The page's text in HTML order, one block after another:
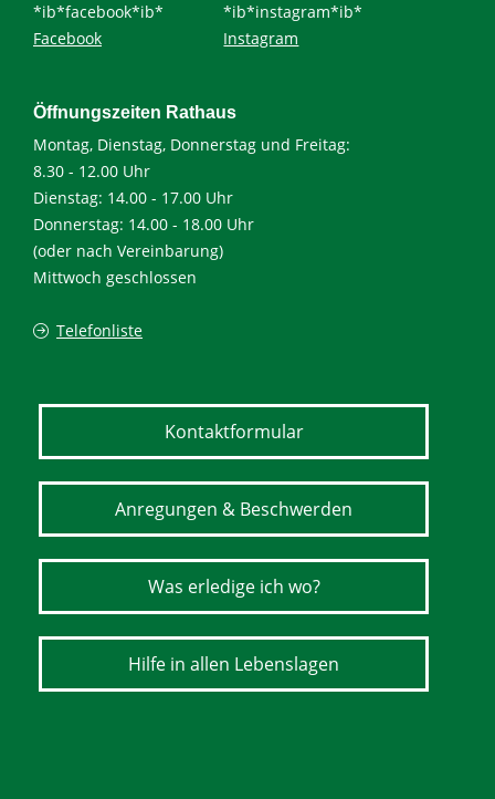
*ib*facebook*ib*
Facebook
*ib*instagram*ib*
Instagram
Öffnungszeiten Rathaus
Montag, Dienstag, Donnerstag und Freitag:
8.30 - 12.00 Uhr
Dienstag: 14.00 - 17.00 Uhr
Donnerstag: 14.00 - 18.00 Uhr
(oder nach Vereinbarung)
Mittwoch geschlossen
Telefonliste
Kontaktformular
Anregungen & Beschwerden
Was erledige ich wo?
Hilfe in allen Lebenslagen